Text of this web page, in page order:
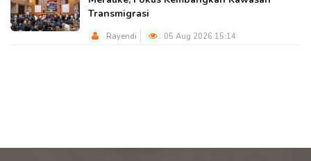
Transmigrasi
Rayendi 05 Aug 2026 15:14